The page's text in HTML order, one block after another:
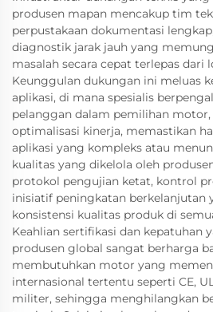
produsen mapan mencakup tim
perpustakaan dokumentasi
diagnostik jarak jauh yang
masalah secara cepat terlepas dari
Keunggulan dukungan ini meluas
aplikasi, di mana spesialis
pelanggan dalam pemilihan
optimalisasi kinerja, memastikan
aplikasi yang kompleks atau
kualitas yang dikelola oleh
protokol pengujian ketat, kontrol
inisiatif peningkatan berkelanjutan
konsistensi kualitas produk di
Keahlian sertifikasi dan kepatuhan
produsen global sangat berharga
membutuhkan motor yang
internasional tertentu seperti CE,
militer, sehingga menghilangkan